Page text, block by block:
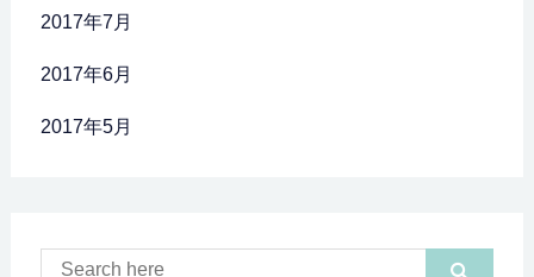
2017年7月
2017年6月
2017年5月